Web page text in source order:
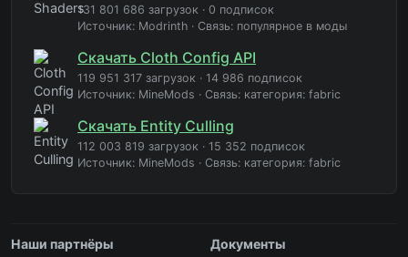
131 801 686 загрузок · 0 подписок
Источник: Modrinth · Связь: популярное в моды
Скачать Cloth Config API
119 951 317 загрузок · 14 986 подписок
Источник: MineMods · Связь: категория: fabric
Скачать Entity Culling
112 003 819 загрузок · 15 352 подписок
Источник: MineMods · Связь: категория: fabric
Наши партнёры Документы